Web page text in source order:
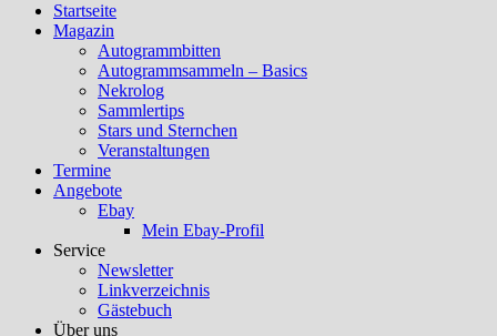
Startseite
Magazin
Autogrammbitten
Autogrammsammeln – Basics
Nekrolog
Sammlertips
Stars und Sternchen
Veranstaltungen
Termine
Angebote
Ebay
Mein Ebay-Profil
Service
Newsletter
Linkverzeichnis
Gästebuch
Über uns